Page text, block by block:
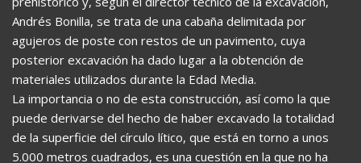
Andrés Bonilla, se trata de una cabaña delimitada por
agujeros de poste con restos de un pavimento, cuya
posterior excavación ha dado lugar a la obtención de
materiales utilizados durante la Edad Media.
La importancia o no de esta construcción, así como la que
puede derivarse del hecho de haber excavado la totalidad
de la superficie del círculo lítico, que está en torno a unos
5.000 metros cuadrados, es una cuestión en la que no ha